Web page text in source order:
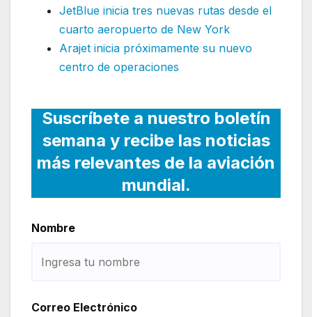
JetBlue inicia tres nuevas rutas desde el
cuarto aeropuerto de New York
Arajet inicia próximamente su nuevo
centro de operaciones
Suscríbete a nuestro boletín
semana y recibe las noticias
más relevantes de la aviación
mundial.
Nombre
Correo Electrónico